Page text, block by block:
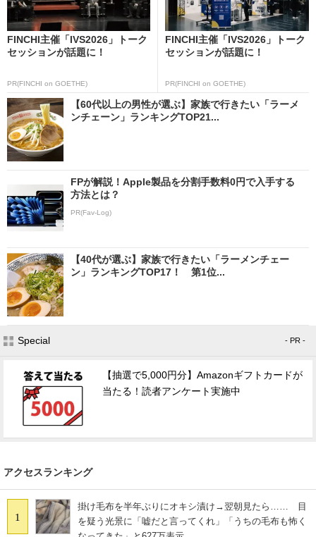
FINCHI主催「IVS2026」トーク
セッションが話題に！
PR(FINCHI on GOETHE)
FINCHI主催「IVS2026」トーク
セッションが話題に！
PR(FINCHI on GOETHE)
【60代以上の男性が選ぶ】家族で行きたい「ラーメ
ンチェーン」ランキングTOP21...
FPが解説！Apple製品を分割手数料0円で入手する
方法とは？
PR(Fav-Log)
【40代が選ぶ】家族で行きたい「ラーメンチェー
ン」ランキングTOP17！ 第1位...
Special - PR -
【抽選で5,000円分】Amazonギフトカードが
当たる！読者アンケート実施中
アクセスランキング
1
掛け毛布を半年ぶりにオキシ漬け→翌朝見たら…… 目
を疑う光景に「嘘だと言ってくれ」「うちの毛布も怖く